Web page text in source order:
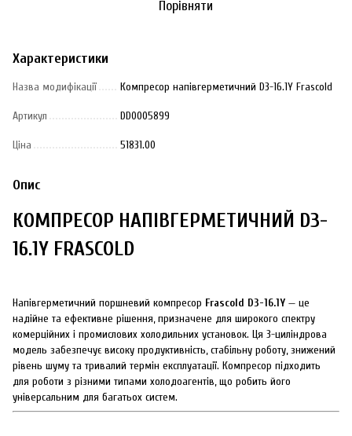
Порівняти
Характеристики
Назва модифікації Компресор напівгерметичний D3-16.1Y Frascold
Артикул DD0005899
Ціна 51831.00
Опис
КОМПРЕСОР НАПІВГЕРМЕТИЧНИЙ D3-
16.1Y FRASCOLD
Напівгерметичний поршневий компресор Frascold D3-16.1Y — це
надійне та ефективне рішення, призначене для широкого спектру
комерційних і промислових холодильних установок. Ця 3-циліндрова
модель забезпечує високу продуктивність, стабільну роботу, знижений
рівень шуму та тривалий термін експлуатації. Компресор підходить
для роботи з різними типами холодоагентів, що робить його
універсальним для багатьох систем.